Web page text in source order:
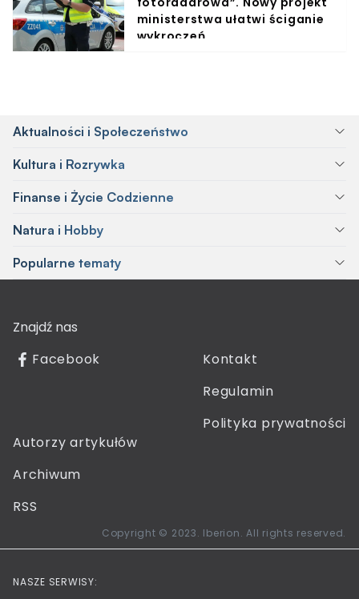
ministerstwa ułatwi ściganie
wykroczeń
Aktualności i Społeczeństwo
Kultura i Rozrywka
Finanse i Życie Codzienne
Natura i Hobby
Popularne tematy
Znajdź nas
Facebook
Kontakt
Regulamin
Polityka prywatności
Autorzy artykułów
Archiwum
RSS
Copyright © 2023. Iberion. All rights reserved.
NASZE SERWISY: